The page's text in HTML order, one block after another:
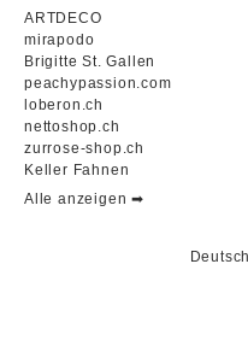
ARTDECO
mirapodo
Brigitte St. Gallen
peachypassion.com
loberon.ch
nettoshop.ch
zurrose-shop.ch
Keller Fahnen
Alle anzeigen ➡︎
Deutsch